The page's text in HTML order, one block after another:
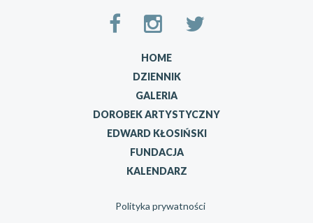
HOME
DZIENNIK
GALERIA
DOROBEK ARTYSTYCZNY
EDWARD KŁOSIŃSKI
FUNDACJA
KALENDARZ
Polityka prywatności